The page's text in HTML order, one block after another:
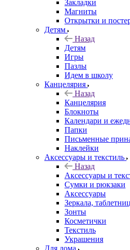
Закладки
Магниты
Открытки и
Детям
Назад
Детям
Игры
Пазлы
Идем в школу
Канцелярия
Назад
Канцелярия
Блокноты
Календари и
Папки
Письменные
Наклейки
Аксессуары и текстиль
Назад
Аксессуары и
Сумки и рюкзаки
Аксессуары
Зеркала,
Зонты
Косметички
Текстиль
Украшения
Для дома